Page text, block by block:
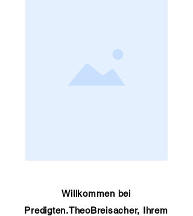
Willkommen bei
Predigten.TheoBreisacher, Ihrem